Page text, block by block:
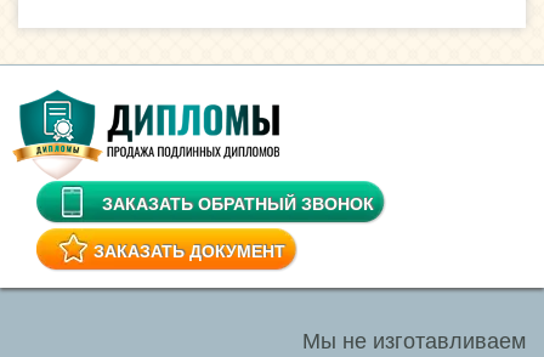
ЗАКАЗАТЬ ОБРАТНЫЙ ЗВОНОК
ЗАКАЗАТЬ ДОКУМЕНТ
Мы не изготавливаем